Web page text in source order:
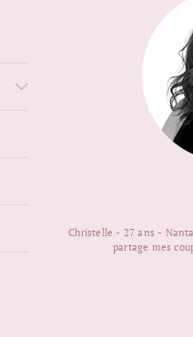
Christelle - 27 ans -
partage mes